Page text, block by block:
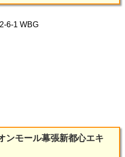
6-1 WBG
ンモール幕張新都心エキ